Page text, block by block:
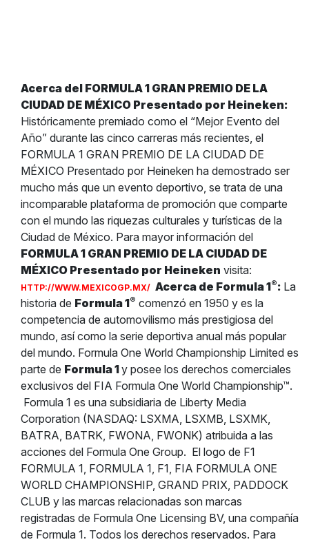
Acerca del FORMULA 1 GRAN PREMIO DE LA
CIUDAD DE MÉXICO Presentado por Heineken:
Históricamente premiado como el “Mejor Evento del
Año” durante las cinco carreras más recientes, el
FORMULA 1 GRAN PREMIO DE LA CIUDAD DE
MÉXICO Presentado por Heineken ha demostrado ser
mucho más que un evento deportivo, se trata de una
incomparable plataforma de promoción que comparte
con el mundo las riquezas culturales y turísticas de la
Ciudad de México. Para mayor información del
FORMULA 1 GRAN PREMIO DE LA CIUDAD DE
MÉXICO Presentado por Heineken visita:
HTTP://WWW.MEXICOGP.MX/ Acerca de Formula 1®: La
historia de Formula 1® comenzó en 1950 y es la
competencia de automovilismo más prestigiosa del
mundo, así como la serie deportiva anual más popular
del mundo. Formula One World Championship Limited es
parte de Formula 1y posee los derechos comerciales
exclusivos del FIA Formula One World Championship™.
Formula 1 es una subsidiaria de Liberty Media
Corporation (NASDAQ: LSXMA, LSXMB, LSXMK,
BATRA, BATRK, FWONA, FWONK) atribuida a las
acciones del Formula One Group. El logo de F1
FORMULA 1, FORMULA 1, F1, FIA FORMULA ONE
WORLD CHAMPIONSHIP, GRAND PRIX, PADDOCK
CLUB y las marcas relacionadas son marcas
registradas de Formula One Licensing BV, una compañía
de Formula 1. Todos los derechos reservados. Para